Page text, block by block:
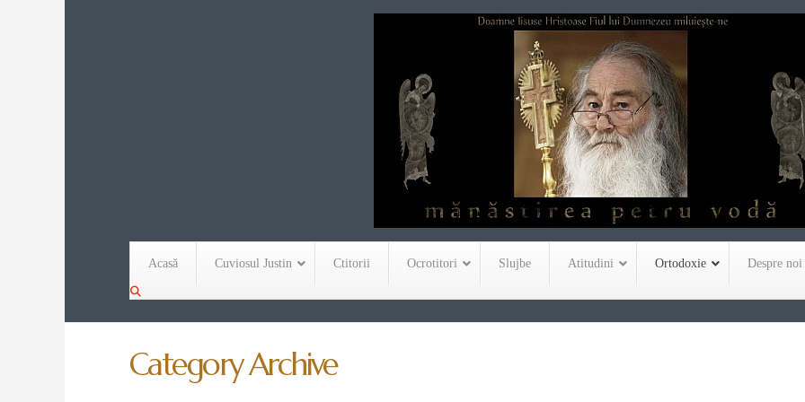
Acasă Cuviosul Justin Ctitorii Ocrotitori Slujbe Atitudini Ortodoxie Despre noi
Category Archive